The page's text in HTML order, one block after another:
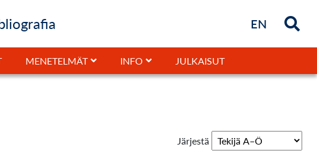
EN Briefly
MENETELMÄT INFO JULKAISUT
Järjestä